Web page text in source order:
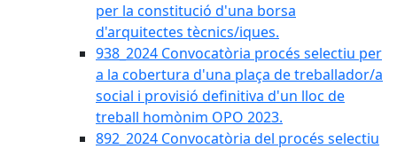
per la constitució d'una borsa
d'arquitectes tècnics/iques.
938_2024 Convocatòria procés selectiu per
a la cobertura d'una plaça de treballador/a
social i provisió definitiva d'un lloc de
treball homònim OPO 2023.
892_2024 Convocatòria del procés selectiu